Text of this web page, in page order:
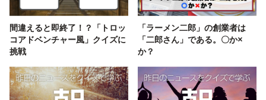
間違えると即終了！？「トロッ
コアドベンチャー風」クイズに
挑戦
「ラーメン二郎」の創業者は
「二郎さん」である。〇か×
か？